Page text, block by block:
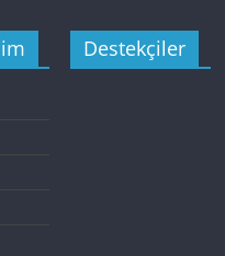
Destekçiler